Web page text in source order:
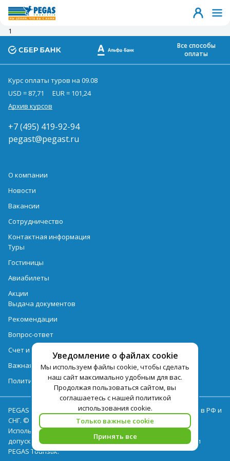
1
Уведомление о файлах cookie
Мы используем файлы cookie, чтобы сделать
наш сайт максимально удобным для вас.
Продолжая пользоваться сайтом, вы
соглашаетесь с нашей политикой
использования cookie.
Только важные cookie
Принять все
Все способы
оплаты
Курс оплаты туров на 09.08
USD = 87,71
EUR = 101,24
Архив курсов
+7 (495) 419-92-94
pegast@pegast.ru
О компании
Новости
Вакансии
Сотрудничество
Контактная информация
Туры
Гостиницы
Авиабилеты
Акции
Выдача документов
Рекомендации
Вопрос-ответ
Счет и оплата
Важная информация по турпродукту
Политика обработки персональных данных
PEGAS Touristik — ведущий оператор туристических услуг в РФ и
СНГ. © 2026
Использование текстов и фотографий с сайта pegast.ru
допускается только с письменного разрешения компании
PEGAS Touristik.